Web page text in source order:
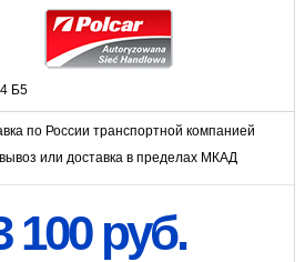
по России транспортной компанией
или доставка в пределах МКАД
100 руб.